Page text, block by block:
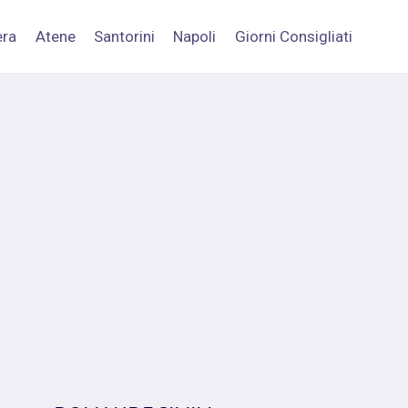
Atene Santorini Napoli Giorni Consigliati